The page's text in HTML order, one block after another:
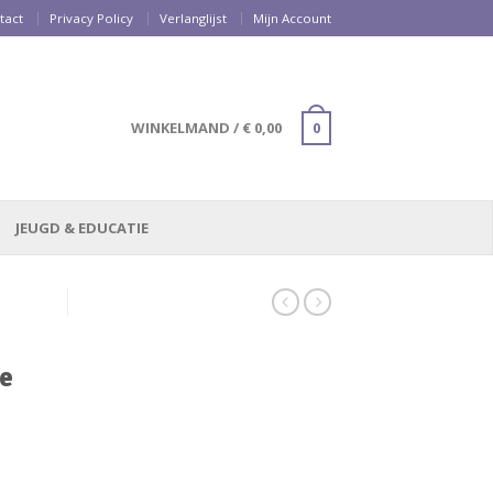
Privacy Policy Verlanglijst Mijn Account
WINKELMAND / € 0,00 0
JEUGD & EDUCATIE